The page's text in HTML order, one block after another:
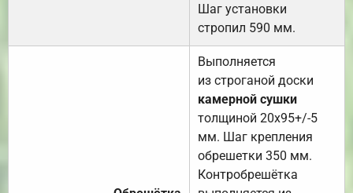
Шаг установки
стропил 590 мм.
Выполняется
из строганой доски
камерной сушки
толщиной 20х95+/-5
мм. Шаг крепления
обрешетки 350 мм.
Контробрешётка